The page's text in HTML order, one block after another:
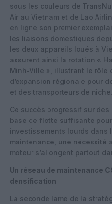
sous les couleurs de
Air au Vietnam et de Lao
en ligne son premier
les liaisons domestiques
les deux appareils loués à
assurent ainsi la rotation «
Minh‑Ville », illustrant le rôle
d’expansion régionale pour
et des transporteurs de niche.
Ce succès progressif sur
base de flotte suffisante
investissements lourds dans
maintenance, une nécessité
moteur s’allongent partout
Un réseau de maintenance
densification
La seconde lame de la